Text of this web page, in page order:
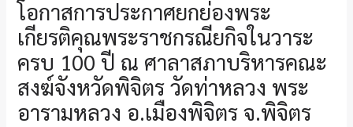
โอกาสการประกาศยกย่องพระ
เกียรติคุณพระราชกรณียกิจในวาระ
ครบ 100 ปี ณ ศาลาสภาบริหารคณะ
สงฆ์จังหวัดพิจิตร วัดท่าหลวง พระ
อารามหลวง อ.เมืองพิจิตร จ.พิจิตร